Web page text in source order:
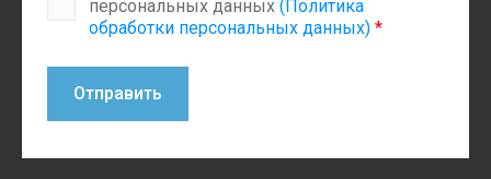
персональных данных (Политика
обработки персональных данных) *
Отправить